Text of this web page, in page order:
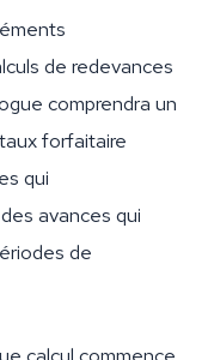
de redevances
comprendra un
forfaitaire
qui
avances qui
de